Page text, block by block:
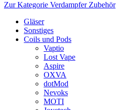
Zur Kategorie Verdampfer Zubehör
Gläser
Sonstiges
Coils und Pods
Vaptio
Lost Vape
Aspire
OXVA
dotMod
Nevoks
MOTI